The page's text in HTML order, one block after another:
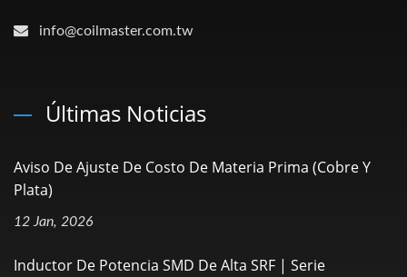
info@coilmaster.com.tw
Últimas Noticias
Aviso De Ajuste De Costo De Materia Prima (Cobre Y
Plata)
12 Jan, 2026
Inductor De Potencia SMD De Alta SRF | Serie